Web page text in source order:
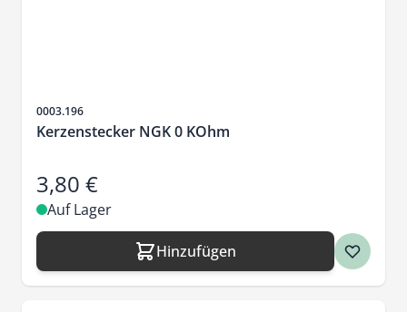
Artikelnr.
0003.196
Kerzenstecker NGK 0 KOhm
3,80 €
Auf Lager
Hinzufügen